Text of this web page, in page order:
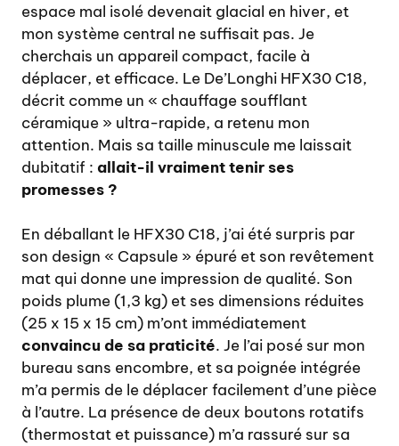
espace mal isolé devenait glacial en hiver, et
mon système central ne suffisait pas. Je
cherchais un appareil compact, facile à
déplacer, et efficace. Le De’Longhi HFX30 C18,
décrit comme un « chauffage soufflant
céramique » ultra-rapide, a retenu mon
attention. Mais sa taille minuscule me laissait
dubitatif : allait-il vraiment tenir ses
promesses ?
En déballant le HFX30 C18, j’ai été surpris par
son design « Capsule » épuré et son revêtement
mat qui donne une impression de qualité. Son
poids plume (1,3 kg) et ses dimensions réduites
(25 x 15 x 15 cm) m’ont immédiatement
convaincu de sa praticité. Je l’ai posé sur mon
bureau sans encombre, et sa poignée intégrée
m’a permis de le déplacer facilement d’une pièce
à l’autre. La présence de deux boutons rotatifs
(thermostat et puissance) m’a rassuré sur sa